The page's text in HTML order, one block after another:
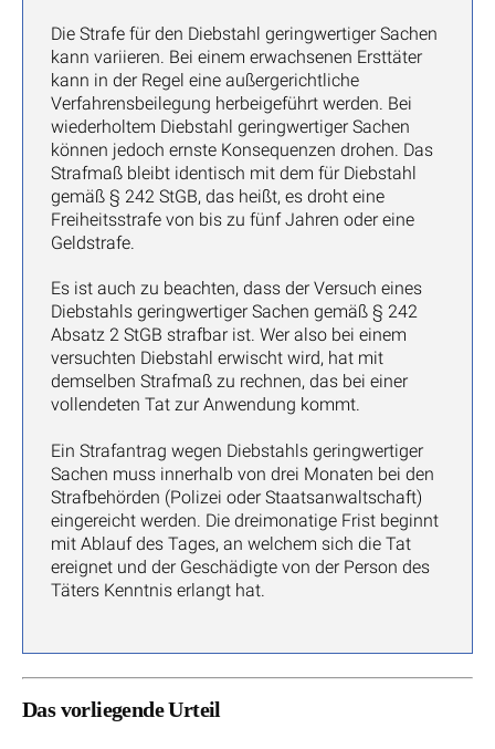
Die Strafe für den Diebstahl geringwertiger Sachen
kann variieren. Bei einem erwachsenen Ersttäter
kann in der Regel eine außergerichtliche
Verfahrensbeilegung herbeigeführt werden. Bei
wiederholtem Diebstahl geringwertiger Sachen
können jedoch ernste Konsequenzen drohen. Das
Strafmaß bleibt identisch mit dem für Diebstahl
gemäß § 242 StGB, das heißt, es droht eine
Freiheitsstrafe von bis zu fünf Jahren oder eine
Geldstrafe.
Es ist auch zu beachten, dass der Versuch eines
Diebstahls geringwertiger Sachen gemäß § 242
Absatz 2 StGB strafbar ist. Wer also bei einem
versuchten Diebstahl erwischt wird, hat mit
demselben Strafmaß zu rechnen, das bei einer
vollendeten Tat zur Anwendung kommt.
Ein Strafantrag wegen Diebstahls geringwertiger
Sachen muss innerhalb von drei Monaten bei den
Strafbehörden (Polizei oder Staatsanwaltschaft)
eingereicht werden. Die dreimonatige Frist beginnt
mit Ablauf des Tages, an welchem sich die Tat
ereignet und der Geschädigte von der Person des
Täters Kenntnis erlangt hat.
Das vorliegende Urteil